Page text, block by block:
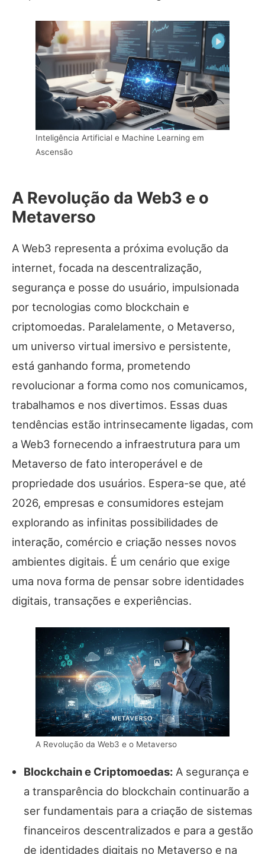
Inteligência Artificial e Machine Learning em
Ascensão
A Revolução da Web3 e o
Metaverso
A Web3 representa a próxima evolução da
internet, focada na descentralização,
segurança e posse do usuário, impulsionada
por tecnologias como blockchain e
criptomoedas. Paralelamente, o Metaverso,
um universo virtual imersivo e persistente,
está ganhando forma, prometendo
revolucionar a forma como nos comunicamos,
trabalhamos e nos divertimos. Essas duas
tendências estão intrinsecamente ligadas, com
a Web3 fornecendo a infraestrutura para um
Metaverso de fato interoperável e de
propriedade dos usuários. Espera-se que, até
2026, empresas e consumidores estejam
explorando as infinitas possibilidades de
interação, comércio e criação nesses novos
ambientes digitais. É um cenário que exige
uma nova forma de pensar sobre identidades
digitais, transações e experiências.
A Revolução da Web3 e o Metaverso
Blockchain e Criptomoedas: A segurança e
a transparência do blockchain continuarão a
ser fundamentais para a criação de sistemas
financeiros descentralizados e para a gestão
de identidades digitais no Metaverso e na